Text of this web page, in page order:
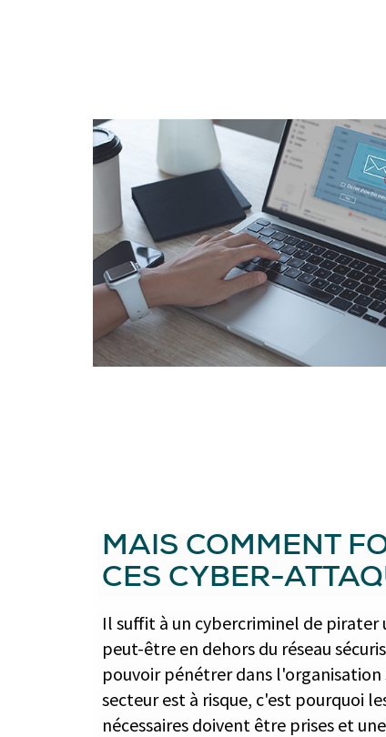
MAIS COMMENT
CES CYBER-
Il suffit à un cybercriminel de
peut-être en dehors du réseau
pouvoir pénétrer dans l'organisation
secteur est à risque, c'est pourquoi
nécessaires doivent être prises et